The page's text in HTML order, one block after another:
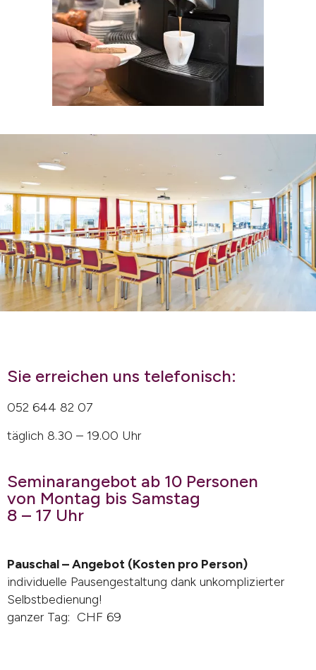
Sie erreichen uns telefonisch:
052 644 82 07
täglich 8.30 – 19.00 Uhr
Seminarangebot ab 10 Personen
von Montag bis Samstag
8 – 17 Uhr
Pauschal – Angebot (Kosten pro Person)
individuelle Pausengestaltung dank unkomplizierter
Selbstbedienung!
ganzer Tag: CHF 69